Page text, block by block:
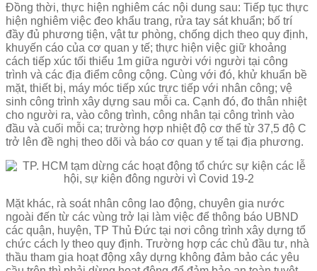
Đồng thời, thực hiện nghiêm các nội dung sau: Tiếp tục thực
hiện nghiêm việc đeo khẩu trang, rửa tay sát khuẩn; bố trí
đầy đủ phương tiện, vật tư phòng, chống dịch theo quy định,
khuyến cáo của cơ quan y tế; thực hiện việc giữ khoảng
cách tiếp xúc tối thiểu 1m giữa người với người tại công
trình và các địa điểm công cộng. Cùng với đó, khử khuẩn bề
mặt, thiết bị, máy móc tiếp xúc trực tiếp với nhân công; vệ
sinh công trình xây dựng sau mỗi ca. Cạnh đó, đo thân nhiệt
cho người ra, vào công trình, công nhân tại công trình vào
đầu và cuối mỗi ca; trường hợp nhiệt độ cơ thể từ 37,5 độ C
trở lên đề nghị theo dõi và báo cơ quan y tế tại địa phương.
Mặt khác, rà soát nhân công lao động, chuyên gia nước
ngoài đến từ các vùng trở lại làm việc để thông báo UBND
các quận, huyện, TP Thủ Đức tại nơi công trình xây dựng tổ
chức cách ly theo quy định. Trường hợp các chủ đầu tư, nhà
thầu tham gia hoạt động xây dựng không đảm bảo các yêu